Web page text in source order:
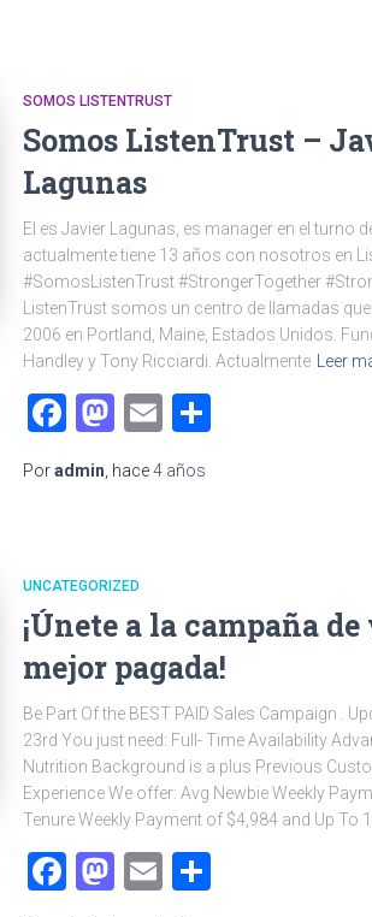
SOMOS LISTENTRUST
Somos ListenTrust –
Lagunas
El es Javier Lagunas, es manager en el turno
actualmente tiene 13 años con nosotros en
#SomosListenTrust #StrongerTogether
ListenTrust somos un centro de llamadas
2006 en Portland, Maine, Estados Unidos.
Handley y Tony Ricciardi. Actualmente
Leer
Facebook
Mastodon
Email
Poradmin , hace4 años
UNCATEGORIZED
¡Únete a la campaña
mejor pagada!
Be Part Of the BEST PAID Sales Campaign .
23rd You just need: Full- Time Availability
Nutrition Background is a plus Previous
Experience We offer: Avg Newbie Weekly
Tenure Weekly Payment of $4,984 and Up To
Facebook
Mastodon
Email